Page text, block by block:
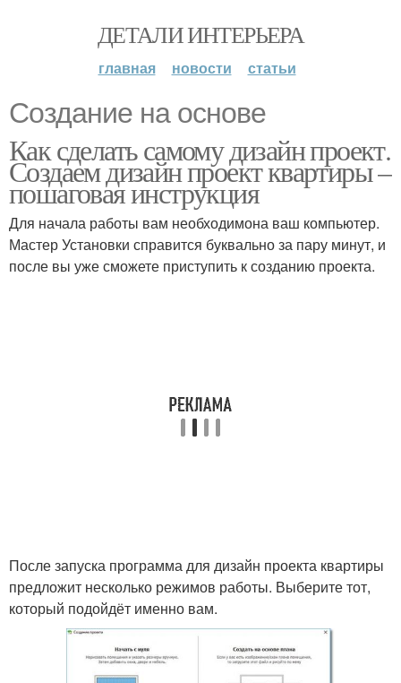
ДЕТАЛИ ИНТЕРЬЕРА
главная новости статьи
Создание на основе
Как сделать самому дизайн проект.
Создаем дизайн проект квартиры –
пошаговая инструкция
Для начала работы вам необходимона ваш компьютер.
Мастер Установки справится буквально за пару минут, и
после вы уже сможете приступить к созданию проекта.
После запуска программа для дизайн проекта квартиры
предложит несколько режимов работы. Выберите тот,
который подойдёт именно вам.